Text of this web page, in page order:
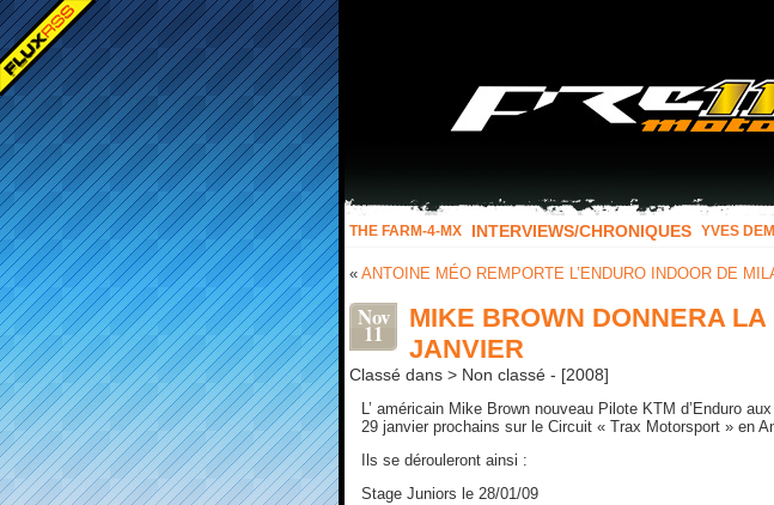
THE FARM-4-MX INTERVIEWS/CHRONIQUES YVES
« ANTOINE MÉO REMPORTE L’ENDURO INDOOR DE
Nov
11
MIKE BROWN DONNERA
JANVIER
Classé dans > Non classé - [2008]
L’ américain Mike Brown nouveau Pilote KTM d’Enduro
29 janvier prochains sur le Circuit « Trax Motorsport » en
Ils se dérouleront ainsi :
Stage Juniors le 28/01/09